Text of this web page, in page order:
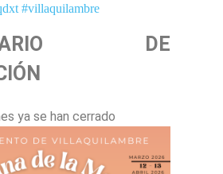
#villaquilambre
DE
ya se han cerrado